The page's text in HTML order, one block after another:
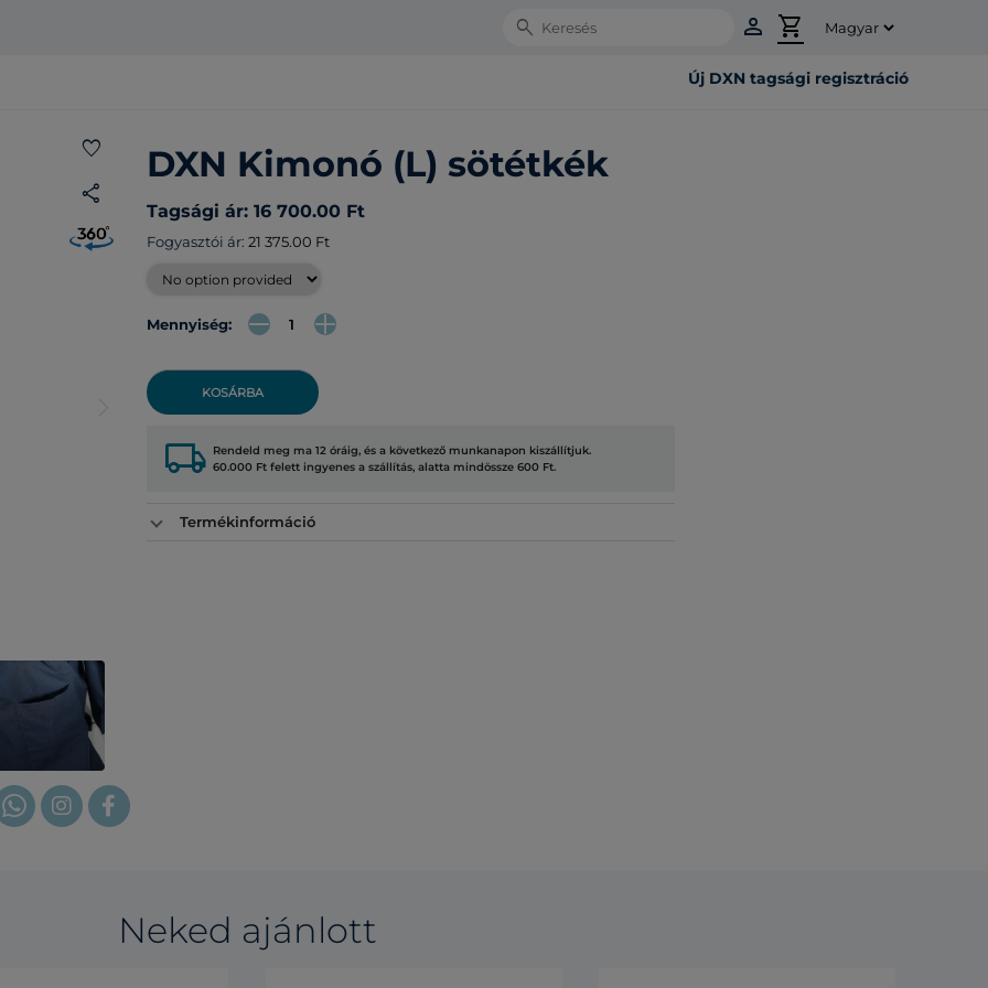
Search person shopping_cart
Új DXN tagsági regisztráció
favorite
share
DXN Kimonó (L) sötétkék
Tagsági ár: 16 700.00 Ft
Fogyasztói ár: 21 375.00 Ft
Mennyiség:
KOSÁRBA
local_shipping Rendeld meg ma 12 óráig, és a következő munkanapon kiszállítjuk.
60.000 Ft felett ingyenes a szállítás, alatta mindössze 600 Ft.
Termékinformáció
Neked ajánlott